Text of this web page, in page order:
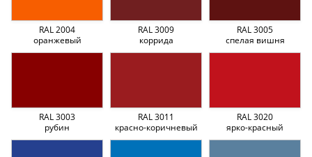
RAL 2004
оранжевый
RAL 3009
коррида
RAL 3005
спелая вишня
RAL 3003
рубин
RAL 3011
красно-коричневый
RAL 3020
ярко-красный